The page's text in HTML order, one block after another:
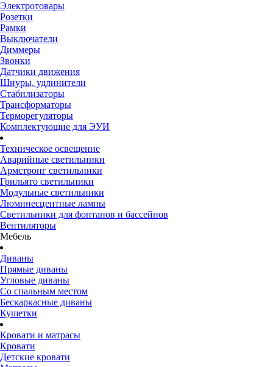
Электротовары
Розетки
Рамки
Выключатели
Диммеры
Звонки
Датчики движения
Шнуры, удлинители
Стабилизаторы
Трансформаторы
Терморегуляторы
Комплектующие для ЭУИ
Техническое освещение
Аварийные светильники
Армстронг светильники
Грильято светильники
Модульные светильники
Люминесцентные лампы
Светильники для фонтанов и бассейнов
Вентиляторы
Мебель
Диваны
Прямые диваны
Угловые диваны
Со спальным местом
Бескаркасные диваны
Кушетки
Кровати и матрасы
Кровати
Детские кровати